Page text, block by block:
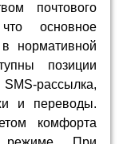
почтового
основное
нормативной
позиции
рассылка,
и переводы.
комфорта